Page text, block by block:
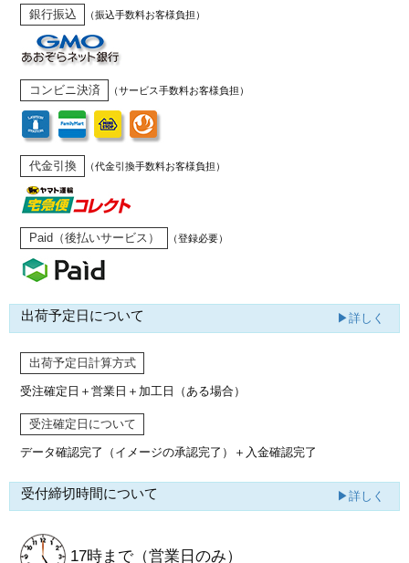
銀行振込 （振込手数料お客様負担）
コンビニ決済 （サービス手数料お客様負担）
代金引換 （代金引換手数料お客様負担）
Paid（後払いサービス） （登録必要）
出荷予定日について ▶詳しく
出荷予定日計算方式
受注確定日＋営業日＋加工日（ある場合）
受注確定日について
データ確認完了（イメージの承認完了） ＋入金確認完了
受付締切時間について ▶詳しく
17時まで （営業日のみ）